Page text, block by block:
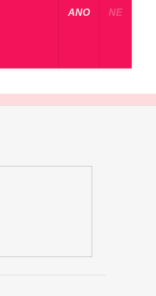
​ ANO ​ NE